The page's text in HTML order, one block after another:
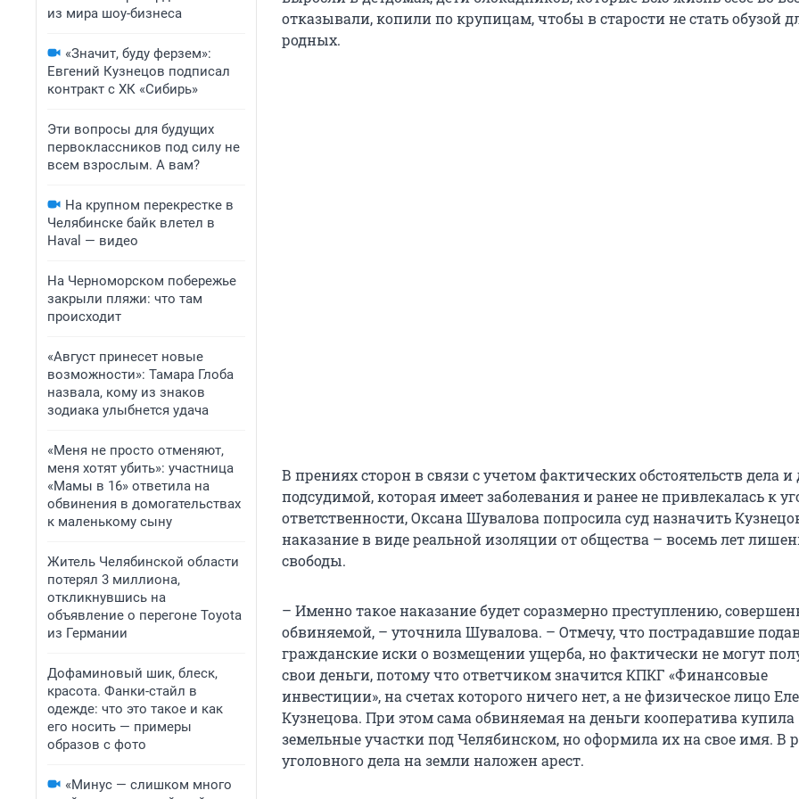
из мира шоу-бизнеса
«Значит, буду ферзем»:
Евгений Кузнецов подписал
контракт с ХК «Сибирь»
Эти вопросы для будущих
первоклассников под силу не
всем взрослым. А вам?
На крупном перекрестке в
Челябинске байк влетел в
Haval — видео
На Черноморском побережье
закрыли пляжи: что там
происходит
«Август принесет новые
возможности»: Тамара Глоба
назвала, кому из знаков
зодиака улыбнется удача
«Меня не просто отменяют,
меня хотят убить»: участница
«Мамы в 16» ответила на
обвинения в домогательствах
к маленькому сыну
Житель Челябинской области
потерял 3 миллиона,
откликнувшись на
объявление о перегоне Toyota
из Германии
Дофаминовый шик, блеск,
красота. Фанки-стайл в
одежде: что это такое и как
его носить — примеры
образов с фото
«Минус — слишком много
отказывали, копили по крупицам, чтобы в старости не стать обузой
родных.
В прениях сторон в связи с учетом фактических обстоятельств дела
подсудимой, которая имеет заболевания и ранее не привлекалась к
ответственности, Оксана Шувалова попросила суд назначить
наказание в виде реальной изоляции от общества – восемь лет
свободы.
– Именно такое наказание будет соразмерно преступлению,
обвиняемой, – уточнила Шувалова. – Отмечу, что пострадавшие
гражданские иски о возмещении ущерба, но фактически не могут
свои деньги, потому что ответчиком значится КПКГ «Финансовые
инвестиции», на счетах которого ничего нет, а не физическое лицо
Кузнецова. При этом сама обвиняемая на деньги кооператива купила
земельные участки под Челябинском, но оформила их на свое имя. В
уголовного дела на земли наложен арест.